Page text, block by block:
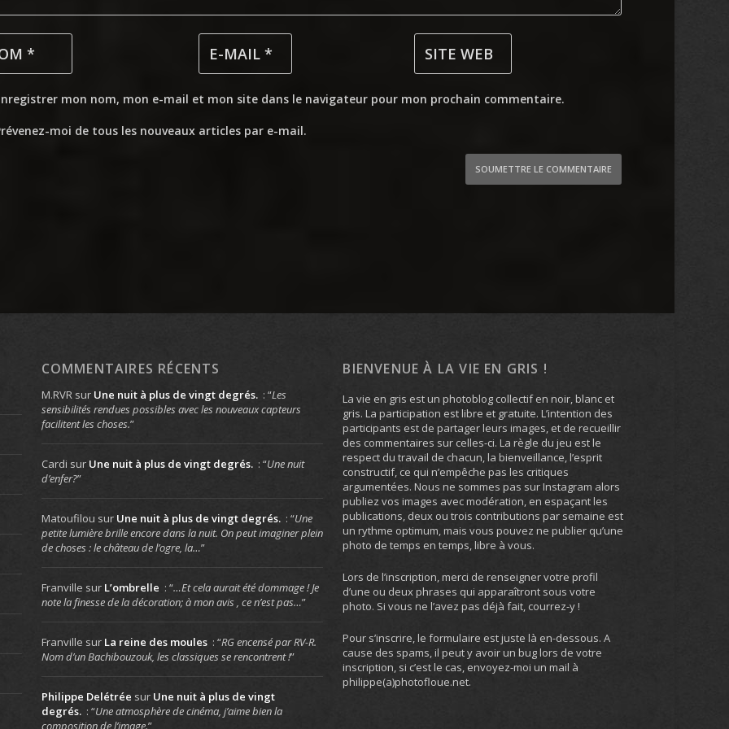
mon nom, mon e-mail et mon site dans le navigateur pour mon prochain commentaire.
moi de tous les nouveaux articles par e-mail.
SOUMETTRE LE COMMENTAIRE
COMMENTAIRES RÉCENTS
M.RVRsur Une nuit à plus de vingt degrés. : “Les
sensibilités rendues possibles avec les nouveaux capteurs
facilitent les choses.”
Cardi sur Une nuit à plus de vingt degrés. : “Une nuit
d’enfer?”
Matoufilou sur Une nuit à plus de vingt degrés. : “Une
petite lumière brille encore dans la nuit. On peut imaginer plein
de choses : le château de l’ogre, la…”
Franville sur L’ombrelle : “…Et cela aurait été dommage ! Je
note la finesse de la décoration; à mon avis , ce n’est pas…”
Franville sur La reine des moules : “RG encensé par RV-R.
Nom d’un Bachibouzouk, les classiques se rencontrent !”
Philippe Delétrée sur Une nuit à plus de vingt
degrés. : “Une atmosphère de cinéma, j’aime bien la
composition de l’image.”
BIENVENUE À LA VIE EN GRIS !
La vie en gris est un photoblog collectif en noir, blanc et
gris. La participation est libre et gratuite. L’intention des
participants est de partager leurs images, et de recueillir
des commentaires sur celles-ci. La règle du jeu est le
respect du travail de chacun, la bienveillance, l’esprit
constructif, ce qui n’empêche pas les critiques
argumentées. Nous ne sommes pas sur Instagram alors
publiez vos images avec modération, en espaçant les
publications, deux ou trois contributions par semaine est
un rythme optimum, mais vous pouvez ne publier qu’une
photo de temps en temps, libre à vous.
Lors de l’inscription, merci de renseigner votre profil
d’une ou deux phrases qui apparaîtront sous votre
photo. Si vous ne l’avez pas déjà fait, courrez-y !
Pour s’inscrire, le formulaire est juste là en-dessous. A
cause des spams, il peut y avoir un bug lors de votre
inscription, si c’est le cas, envoyez-moi un mail à
philippe(a)photofloue.net.